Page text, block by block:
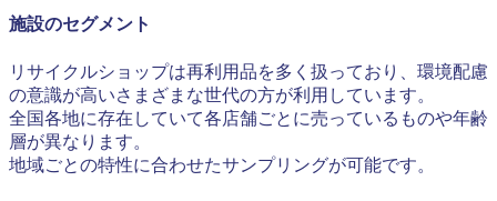
施設のセグメント
リサイクルショップは再利用品を多く扱っており、環境配慮
の意識が高いさまざまな世代の方が利用しています。
全国各地に存在していて各店舗ごとに売っているものや年齢
層が異なります。
地域ごとの特性に合わせたサンプリングが可能です。